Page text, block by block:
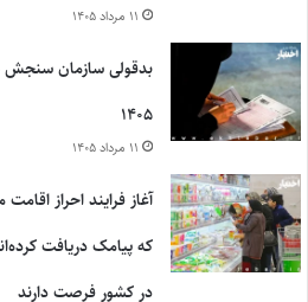
۱۱ مرداد ۱۴۰۵
بدقولی سازمان سنجش
۱۴۰۵
۱۱ مرداد ۱۴۰۵
آغاز فرایند احراز
که پیامک دریافت
در کشور فرصت دارند